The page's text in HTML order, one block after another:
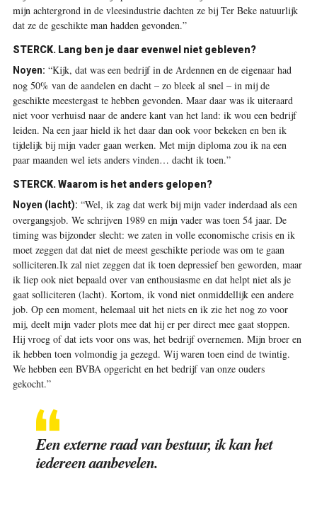
mijn achtergrond in de vleesindustrie dachten ze bij Ter Beke natuurlijk
dat ze de geschikte man hadden gevonden.”
STERCK. Lang ben je daar evenwel niet gebleven?
Noyen: “Kijk, dat was een bedrijf in de Ardennen en de eigenaar had
nog 50% van de aandelen en dacht – zo bleek al snel – in mij de
geschikte meestergast te hebben gevonden. Maar daar was ik uiteraard
niet voor verhuisd naar de andere kant van het land: ik wou een bedrijf
leiden. Na een jaar hield ik het daar dan ook voor bekeken en ben ik
tijdelijk bij mijn vader gaan werken. Met mijn diploma zou ik na een
paar maanden wel iets anders vinden… dacht ik toen.”
STERCK. Waarom is het anders gelopen?
Noyen (lacht): “Wel, ik zag dat werk bij mijn vader inderdaad als een
overgangsjob. We schrijven 1989 en mijn vader was toen 54 jaar. De
timing was bijzonder slecht: we zaten in volle economische crisis en ik
moet zeggen dat dat niet de meest geschikte periode was om te gaan
solliciteren.Ik zal niet zeggen dat ik toen depressief ben geworden, maar
ik liep ook niet bepaald over van enthousiasme en dat helpt niet als je
gaat solliciteren (lacht). Kortom, ik vond niet onmiddellijk een andere
job. Op een moment, helemaal uit het niets en ik zie het nog zo voor
mij, deelt mijn vader plots mee dat hij er per direct mee gaat stoppen.
Hij vroeg of dat iets voor ons was, het bedrijf overnemen. Mijn broer en
ik hebben toen volmondig ja gezegd. Wij waren toen eind de twintig.
We hebben een BVBA opgericht en het bedrijf van onze ouders
gekocht.”
Een externe raad van bestuur, ik kan het
iedereen aanbevelen.